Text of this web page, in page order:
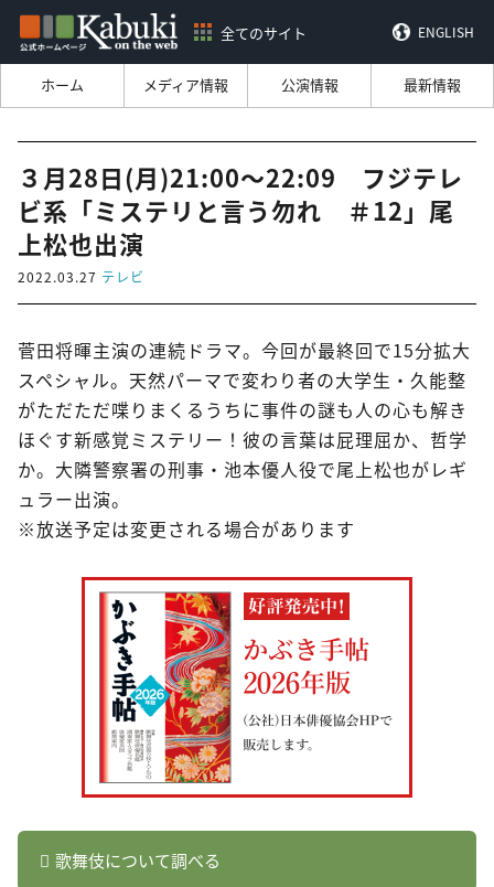
全てのサイト ENGLISH
ホーム メディア情報 公演情報 最新情報
３月28日(月)21:00～22:09 フジテレ
ビ系「ミステリと言う勿れ ＃12」尾
上松也出演
2022.03.27 テレビ
菅田将暉主演の連続ドラマ。今回が最終回で15分拡大
スペシャル。天然パーマで変わり者の大学生・久能整
がただただ喋りまくるうちに事件の謎も人の心も解き
ほぐす新感覚ミステリー！彼の言葉は屁理屈か、哲学
か。大隣警察署の刑事・池本優人役で尾上松也がレギ
ュラー出演。
※放送予定は変更される場合があります
歌舞伎について調べる